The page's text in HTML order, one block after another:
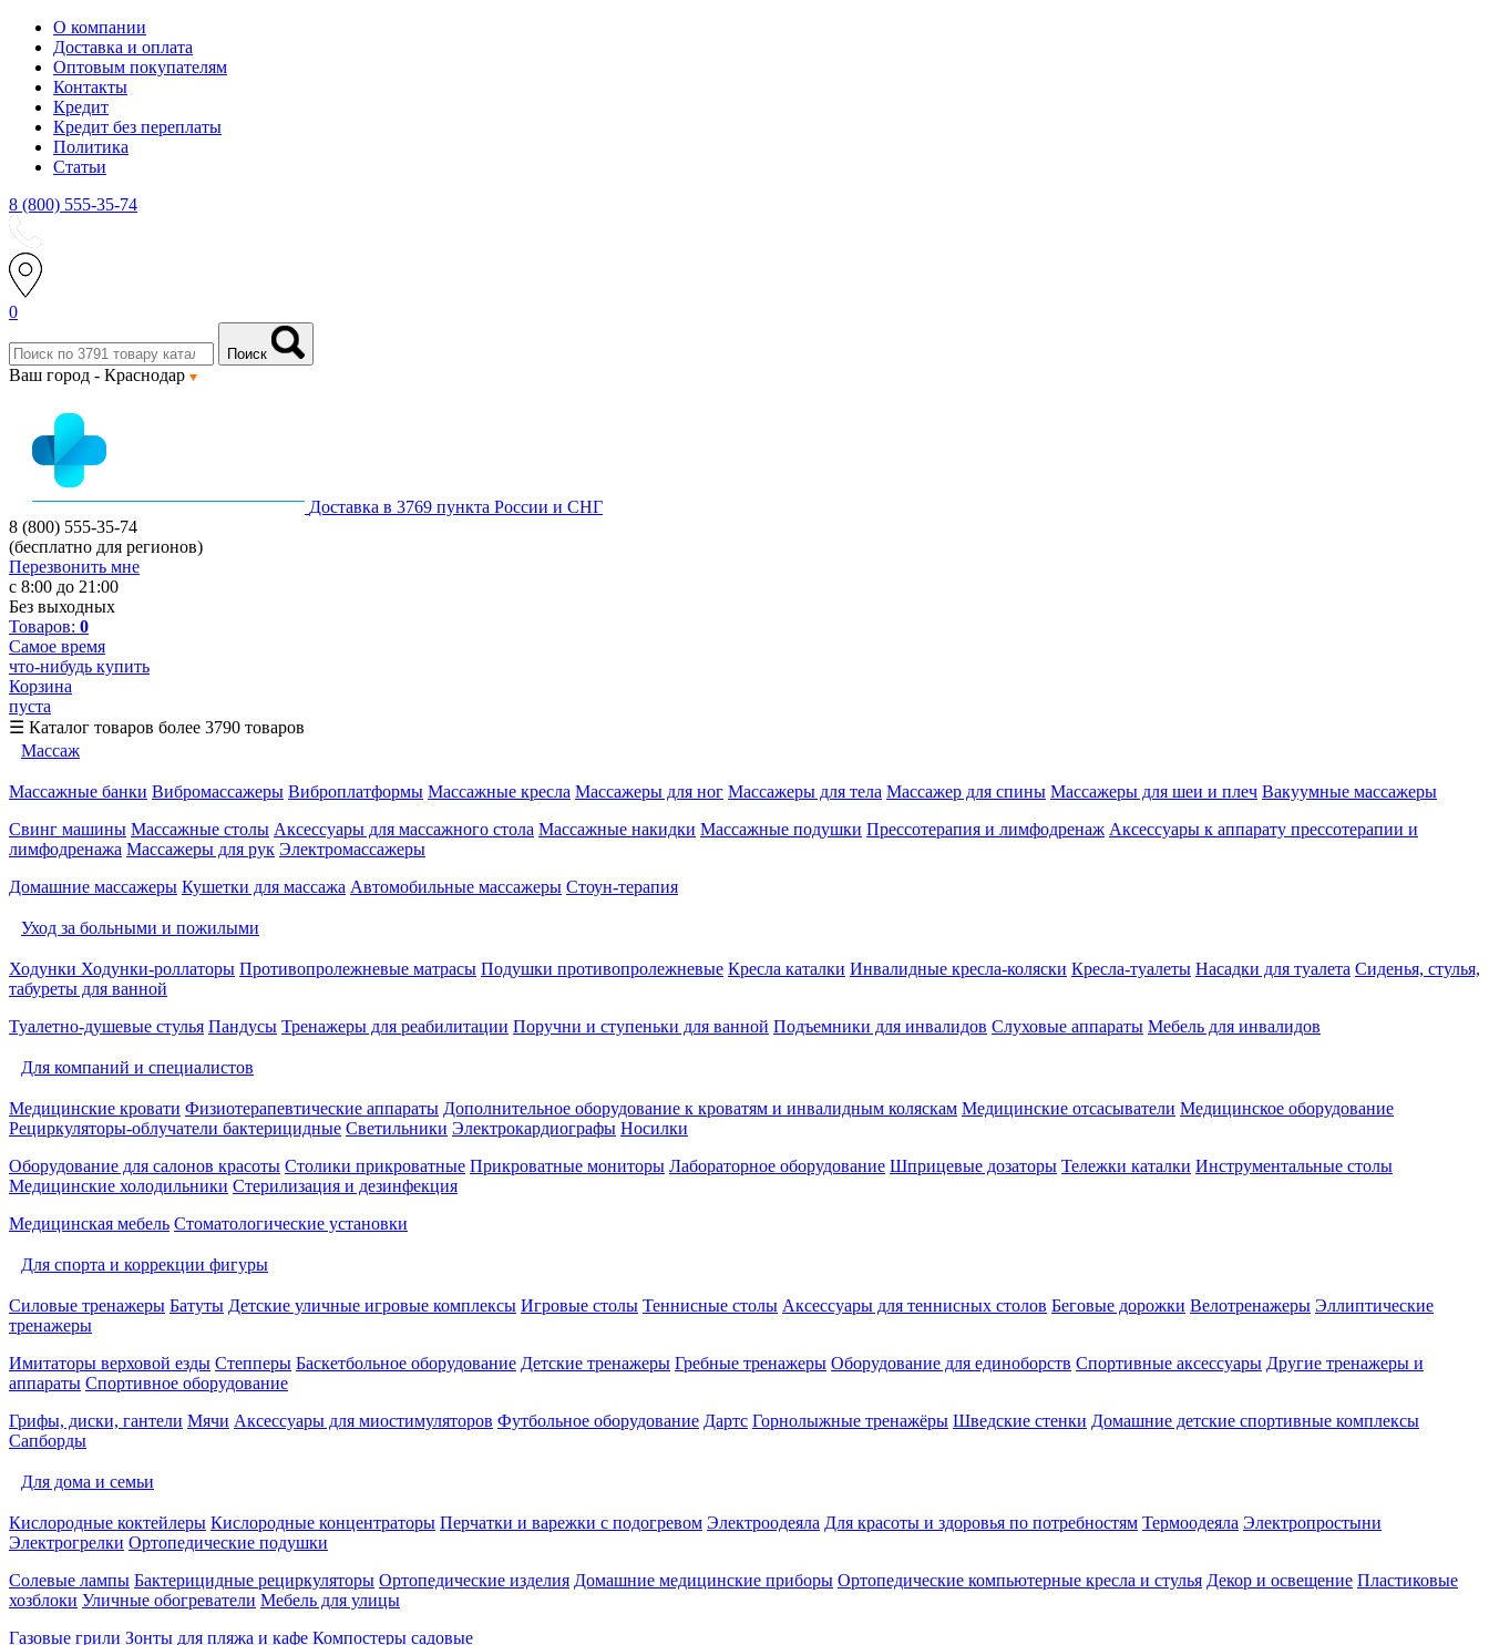
О компании
Доставка и оплата
Оптовым покупателям
Контакты
Кредит
Кредит без переплаты
Политика
Статьи
8 (800) 555-35-74
0
Поиск
Ваш город - Краснодар
Доставка в 3769 пункта России и СНГ
8 (800) 555-35-74
(бесплатно для регионов)
Перезвонить мне
с 8:00 до 21:00
Без выходных
Товаров: 0
Самое время
что-нибудь купить
Корзина
пуста
☰ Каталог товаров более 3790 товаров
Массаж
Массажные банки Вибромассажеры Виброплатформы Массажные кресла Массажеры для ног Массажеры для тела Массажер для спины Массажеры для шеи и плеч Вакуумные массажеры
Свинг машины Массажные столы Аксессуары для массажного стола Массажные накидки Массажные подушки Прессотерапия и лимфодренаж Аксессуары к аппарату прессотерапии и
лимфодренажа Массажеры для рук Электромассажеры
Домашние массажеры Кушетки для массажа Автомобильные массажеры Стоун-терапия
Уход за больными и пожилыми
Ходунки Ходунки-роллаторы Противопролежневые матрасы Подушки противопролежневые Кресла каталки Инвалидные кресла-коляски Кресла-туалеты Насадки для туалета Сиденья, стулья,
табуреты для ванной
Туалетно-душевые стулья Пандусы Тренажеры для реабилитации Поручни и ступеньки для ванной Подъемники для инвалидов Слуховые аппараты Мебель для инвалидов
Для компаний и специалистов
Медицинские кровати Физиотерапевтические аппараты Дополнительное оборудование к кроватям и инвалидным коляскам Медицинские отсасыватели Медицинское оборудование
Рециркуляторы-облучатели бактерицидные Светильники Электрокардиографы Носилки
Оборудование для салонов красоты Столики прикроватные Прикроватные мониторы Лабораторное оборудование Шприцевые дозаторы Тележки каталки Инструментальные столы
Медицинские холодильники Стерилизация и дезинфекция
Медицинская мебель Стоматологические установки
Для спорта и коррекции фигуры
Силовые тренажеры Батуты Детские уличные игровые комплексы Игровые столы Теннисные столы Аксессуары для теннисных столов Беговые дорожки Велотренажеры Эллиптические
тренажеры
Имитаторы верховой езды Степперы Баскетбольное оборудование Детские тренажеры Гребные тренажеры Оборудование для единоборств Спортивные аксессуары Другие тренажеры и
аппараты Спортивное оборудование
Грифы, диски, гантели Мячи Аксессуары для миостимуляторов Футбольное оборудование Дартс Горнолыжные тренажёры Шведские стенки Домашние детские спортивные комплексы
Сапборды
Для дома и семьи
Кислородные коктейлеры Кислородные концентраторы Перчатки и варежки с подогревом Электроодеяла Для красоты и здоровья по потребностям Термоодеяла Электропростыни
Электрогрелки Ортопедические подушки
Солевые лампы Бактерицидные рециркуляторы Ортопедические изделия Домашние медицинские приборы Ортопедические компьютерные кресла и стулья Декор и освещение Пластиковые
хозблоки Уличные обогреватели Мебель для улицы
Газовые грили Зонты для пляжа и кафе Компостеры садовые